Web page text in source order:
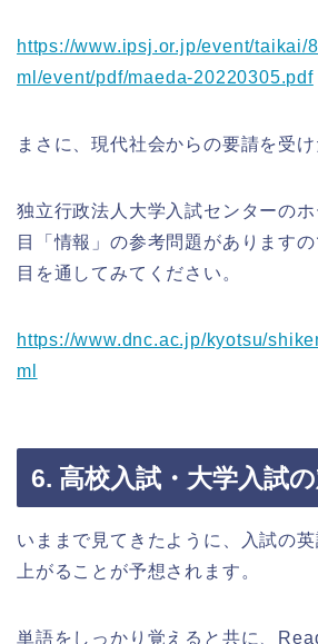
https://www.ipsj.or.jp/event/taikai/
ml/event/pdf/maeda-20220305.pdf
まさに、現代社会からの要請を受け
独立行政法人大学入試センターの
目「情報」の参考問題があります
目を通してみてください。
https://www.dnc.ac.jp/kyotsu/
ml
6. 高校入試・大学入試
いままで見てきたように、入試の英
上がることが予想されます。
単語をしっかり覚えると共に、